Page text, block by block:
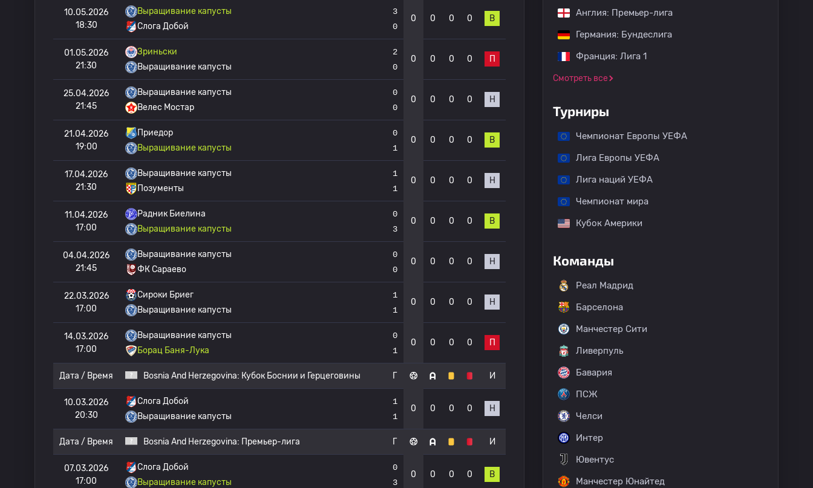
10.05.2026
18:30
Выращивание капусты
Слога Добой
3
0
0 0 0 0 В
01.05.2026
21:30
Зриньски
Выращивание капусты
2
0
0 0 0 0 П
25.04.2026
21:45
Выращивание капусты
Велес Мостар
0
0
0 0 0 0 Н
21.04.2026
19:00
Приедор
Выращивание капусты
0
1
0 0 0 0 В
17.04.2026
21:30
Выращивание капусты
Позументы
1
1
0 0 0 0 Н
11.04.2026
17:00
Радник Биелина
Выращивание капусты
0
3
0 0 0 0 В
04.04.2026
21:45
Выращивание капусты
ФК Сараево
0
0
0 0 0 0 Н
22.03.2026
17:00
Сироки Бриег
Выращивание капусты
1
1
0 0 0 0 Н
14.03.2026
17:00
Выращивание капусты
Борац Баня-Лука
0
1
0 0 0 0 П
Дата / Время Bosnia And Herzegovina: Кубок Боснии и Герцеговины Г И
10.03.2026
20:30
Слога Добой
Выращивание капусты
1
1
0 0 0 0 Н
Дата / Время Bosnia And Herzegovina: Премьер-лига Г И
07.03.2026
17:00
Слога Добой
Выращивание капусты
0
3
0 0 0 0 В
Англия: Премьер-лига
Германия: Бундеслига
Франция: Лига 1
Смотреть все
Турниры
Чемпионат Европы УЕФА
Лига Европы УЕФА
Лига наций УЕФА
Чемпионат мира
Кубок Америки
Команды
Реал Мадрид
Барселона
Манчестер Сити
Ливерпуль
Бавария
ПСЖ
Челси
Интер
Ювентус
Манчестер Юнайтед